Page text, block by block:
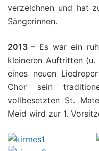
verzeichnen und hat
Sängerinnen.
2013 – Es war ein
kleineren Auftritten
eines neuen
Chor sein
vollbesetzten St.
Meid wird zur 1.